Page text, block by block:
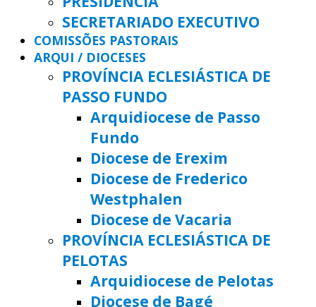
SECRETARIADO EXECUTIVO
COMISSÕES PASTORAIS
ARQUI / DIOCESES
PROVÍNCIA ECLESIÁSTICA DE
PASSO FUNDO
Arquidiocese de Passo
Fundo
Diocese de Erexim
Diocese de Frederico
Westphalen
Diocese de Vacaria
PROVÍNCIA ECLESIÁSTICA DE
PELOTAS
Arquidiocese de Pelotas
Diocese de Bagé